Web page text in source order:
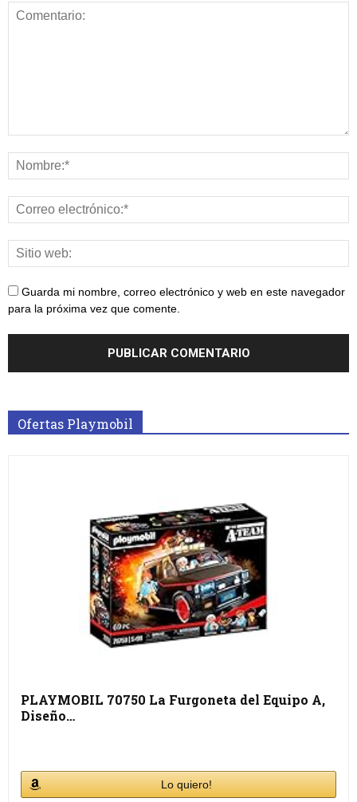
Guarda mi nombre, correo electrónico y web en este navegador
para la próxima vez que comente.
Ofertas Playmobil
PLAYMOBIL 70750 La Furgoneta del Equipo A,
Diseño…
Lo quiero!